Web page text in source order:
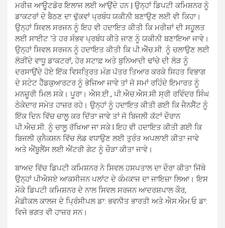
ਮਰੀਜ਼ ਆਊਟਡੋਰ ਇਲਾਜ ਲਈ ਆਉਂਦੇ ਹਨ | ਉਨ੍ਹਾਂ ਡਿਪਟੀ ਕਮਿਸ਼ਨਰ ਨੂੰ
ਡਾਕਟਰਾਂ ਦੇ ਬੈਠਣ ਦਾ ਢੁੱਕਵਾਂ ਪ੍ਰਬੰਧ ਯਕੀਨੀ ਬਣਾਉਣ ਲਈ ਵੀ ਕਿਹਾ।
ਉਨ੍ਹਾਂ ਸਿਵਲ ਸਰਜਨ ਨੂੰ ਇਹ ਵੀ ਹਦਾਇਤ ਕੀਤੀ ਕਿ ਮਰੀਜ਼ਾਂ ਦੀ ਸਹੂਲਤ
ਲਈ ਸਾਈਟ ‘ਤੇ ਹਰ ਸੰਭਵ ਪ੍ਰਬੰਧ ਕੀਤੇ ਜਾਣ ਨੂੰ ਯਕੀਨੀ ਬਣਾਇਆ ਜਾਵੇ।
ਉਨ੍ਹਾਂ ਸਿਵਲ ਸਰਜਨ ਨੂੰ ਹਦਾਇਤ ਕੀਤੀ ਕਿ ਪੀ.ਐੱਚ.ਸੀ. ਨੂੰ ਚਲਾਉਣ ਲਈ
ਲੋੜੀਂਦੇ ਵਾਧੂ ਡਾਕਟਰਾਂ, ਹੋਰ ਸਟਾਫ਼ ਅਤੇ ਬੁਨਿਆਦੀ ਢਾਂਚੇ ਦੀ ਲੋੜ ਨੂੰ
ਦਰਸਾਉਂਦੇ ਹੋਏ ਇੱਕ ਵਿਸਤ੍ਰਿਤ ਮੰਗ ਪੱਤਰ ਤਿਆਰ ਕਰਕੇ ਸਿਹਤ ਵਿਭਾਗ
ਦੇ ਸਟੇਟ ਹੈੱਡਕੁਆਰਟਰ ਨੂੰ ਭੇਜਿਆ ਜਾਵੇ ਤਾਂ ਜੋ ਸਮਾਂ ਰਹਿੰਦੇ ਇਮਾਰਤ ਨੂੰ
ਮਨਜ਼ੂਰੀ ਮਿਲ ਸਕੇ। ਪੂਰਾ। ਐਸ.ਈ., ਪੀ.ਐਚ.ਐਸ.ਸੀ ਸ੍ਰੀ ਰਵਿੰਦਰ ਸਿੰਘ
ਠੇਕੇਦਾਰ ਸਮੇਤ ਹਾਜ਼ਰ ਰਹੇ। ਉਨ੍ਹਾਂ ਨੂੰ ਹਦਾਇਤ ਕੀਤੀ ਗਈ ਕਿ ਜੈਨਸੈੱਟ ਨੂੰ
ਇੱਕ ਦਿਨ ਵਿੱਚ ਚਾਲੂ ਕਰ ਦਿੱਤਾ ਜਾਵੇ ਤਾਂ ਜੋ ਬਿਜਲੀ ਕੱਟਾਂ ਦੌਰਾਨ
ਪੀ.ਐਚ.ਸੀ. ਨੂੰ ਚਾਲੂ ਰੱਖਿਆ ਜਾ ਸਕੇ l ਇਹ ਵੀ ਹਦਾਇਤ ਕੀਤੀ ਗਈ ਕਿ
ਬਿਜਲੀ ਕੁਨੈਕਸ਼ਨ ਵਿੱਚ ਲੋਡ ਵਧਾਉਣ ਲਈ ਤੁਰੰਤ ਅਪਲਾਈ ਕੀਤਾ ਜਾਵੇ
ਅਤੇ ਐਂਬੂਲੈਂਸ ਲਈ ਐਂਟਰੀ ਗੇਟ ਨੂੰ ਚੌੜਾ ਕੀਤਾ ਜਾਵੇ।
ਬਾਅਦ ਵਿੱਚ ਡਿਪਟੀ ਕਮਿਸ਼ਨਰ ਨੇ ਸਿਵਲ ਹਸਪਤਾਲ ਦਾ ਦੌਰਾ ਕੀਤਾ ਜਿੱਥੇ
ਉਨ੍ਹਾਂ ਪੀਐਸਏ ਆਕਸੀਜਨ ਪਲਾਂਟ ਦੇ ਕੰਮਕਾਜ ਦਾ ਜਾਇਜ਼ਾ ਲਿਆ। ਇਸ
ਮੌਕੇ ਡਿਪਟੀ ਕਮਿਸ਼ਨਰ ਦੇ ਨਾਲ ਸਿਵਲ ਸਰਜਨ ਆਦਰਸ਼ਪਾਲ ਕੌਰ,
ਮੈਡੀਕਲ ਕਾਲਜ ਦੇ ਪ੍ਰਿੰਸੀਪਲ ਡਾ: ਭਵਨੀਤ ਭਾਰਤੀ ਅਤੇ ਐਸ.ਐਮ.ਓ ਡਾ:
ਵਿਜੇ ਭਗਤ ਵੀ ਹਾਜ਼ਰ ਸਨ।